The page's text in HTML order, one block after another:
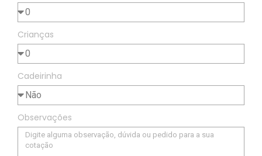
Crianças
Cadeirinha
Observações